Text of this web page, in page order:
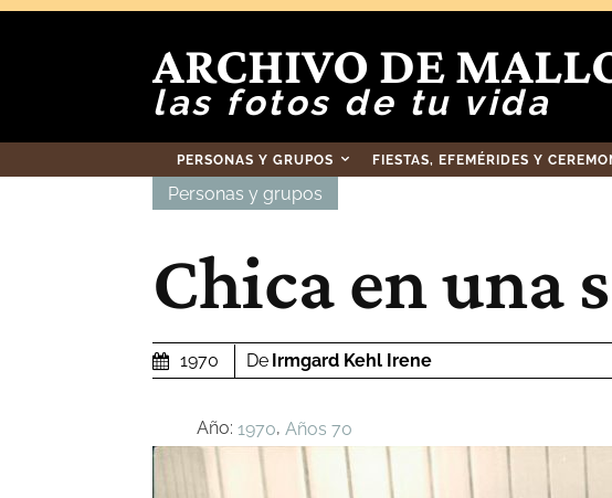
ARCHIVO DE
las fotos de tu vida
PERSONAS Y GRUPOS FIESTAS, EFEMÉRIDES Y
Personas y grupos
Chica en una
1970 De Irmgard Kehl Irene
Año: 1970, Años 70